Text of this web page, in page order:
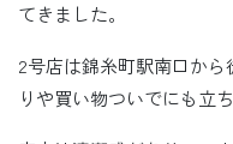
てきました。
2号店は錦糸町駅南口か
りや買い物ついでにも立